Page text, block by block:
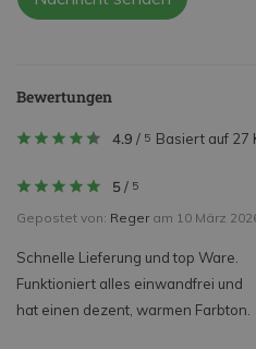
Bewertungen
4.9 / 5 Basiert auf 27
5/ 5
Gepostet von: Regeram 10 März
Schnelle Lieferung und top Ware.
Funktioniert alles einwandfrei und
hat einen dezent, warmen Farbton.